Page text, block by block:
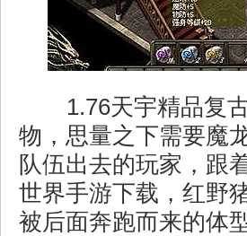
1.76天宇精品复
物，思量之下需要魔
队伍出去的玩家，跟
世界手游下载，红野
被后面奔跑而来的体